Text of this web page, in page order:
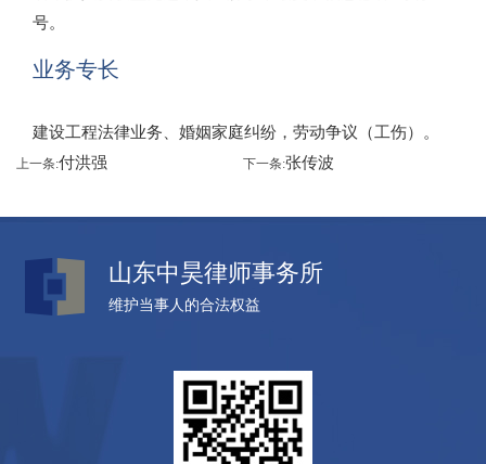
号。
业务专长
建设工程法律业务、婚姻家庭纠纷，劳动争议（工伤）。
上一条:付洪强 下一条:张传波
山东中昊律师事务所
维护当事人的合法权益